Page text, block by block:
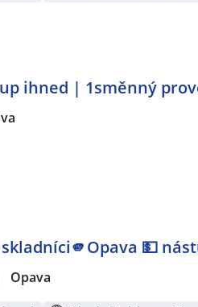
ihned | 1směnný
💵
Opava